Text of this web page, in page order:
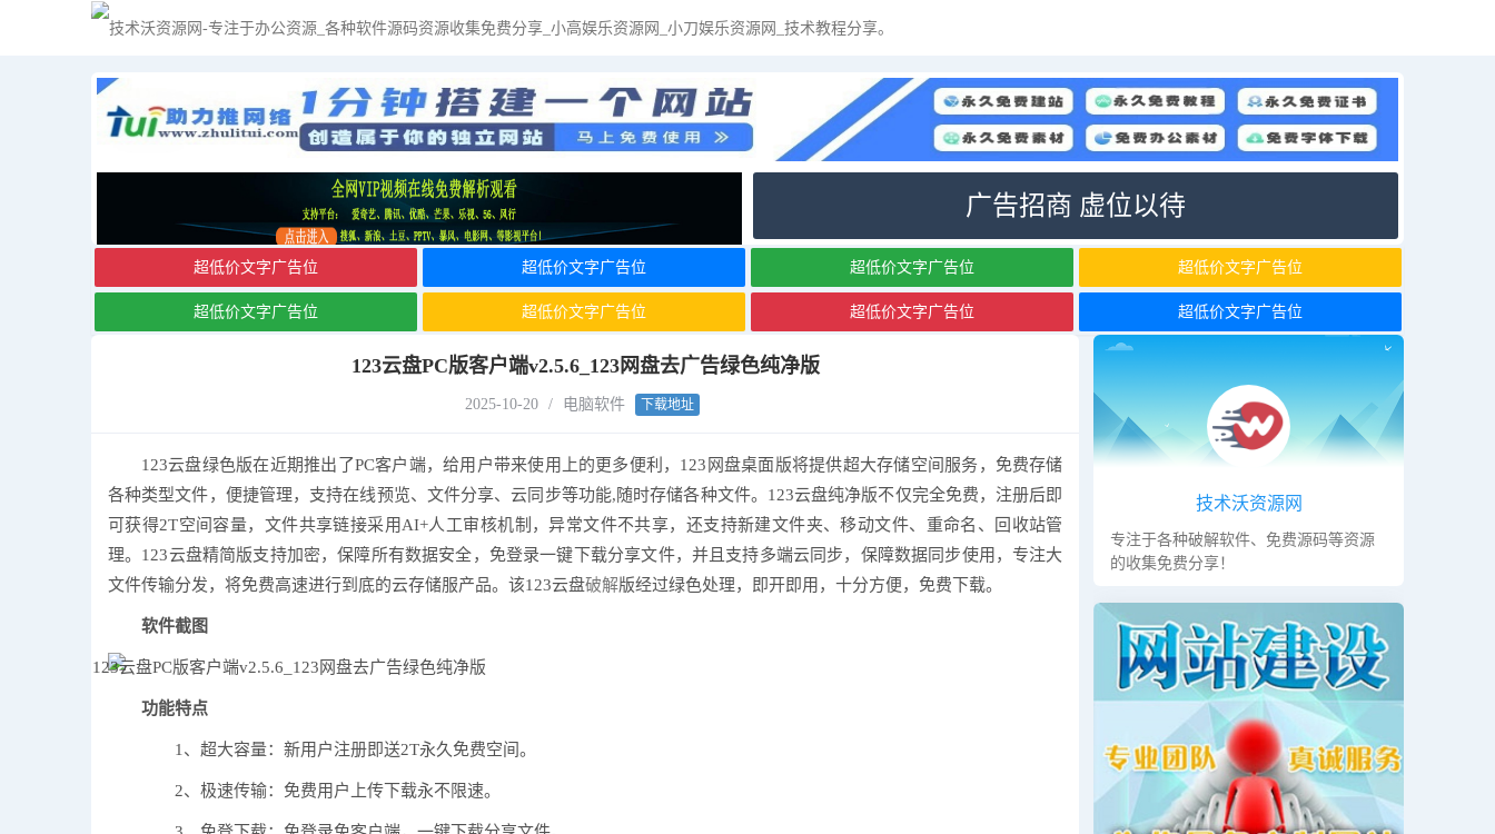
网站首页 电脑软件 电视应用 办公素材 新闻资讯 排行榜 求资源 本站导航
广告招商 虚位以待
超低价文字广告位 超低价文字广告位 超低价文字广告位 超低价文字广告位
超低价文字广告位 超低价文字广告位 超低价文字广告位 超低价文字广告位
123云盘PC版客户端v2.5.6_123网盘去广告绿色纯净版
2025-10-20 / 电脑软件 下载地址
123云盘绿色版在近期推出了PC客户端，给用户带来使用上的更多便利，123网盘桌面版将提供超大存储空间服务，免费存储
各种类型文件，便捷管理，支持在线预览、文件分享、云同步等功能,随时存储各种文件。123云盘纯净版不仅完全免费，注册后即
可获得2T空间容量，文件共享链接采用AI+人工审核机制，异常文件不共享，还支持新建文件夹、移动文件、重命名、回收站管
理。123云盘精简版支持加密，保障所有数据安全，免登录一键下载分享文件，并且支持多端云同步，保障数据同步使用，专注大
文件传输分发，将免费高速进行到底的云存储服产品。该123云盘破解版经过绿色处理，即开即用，十分方便，免费下载。
软件截图
功能特点
1、超大容量：新用户注册即送2T永久免费空间。
2、极速传输：免费用户上传下载永不限速。
技术沃资源网
专注于各种破解软件、免费源码等资源
的收集免费分享！